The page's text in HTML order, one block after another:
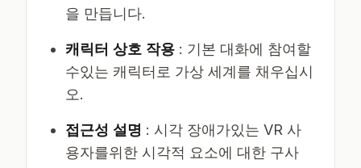
을 만듭니다.
캐릭터 상호 작용 : 기본 대화에 참여할
수있는 캐릭터로 가상 세계를 채우십시
오.
접근성 설명 : 시각 장애가있는 VR 사
용자를위한 시각적 요소에 대한 구사